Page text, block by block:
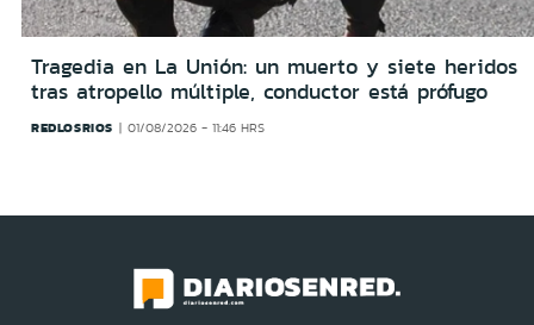
Tragedia en La Unión: un muerto y siete heridos
tras atropello múltiple, conductor está prófugo
REDLOSRIOS 01/08/2026 - 11:46 HRS